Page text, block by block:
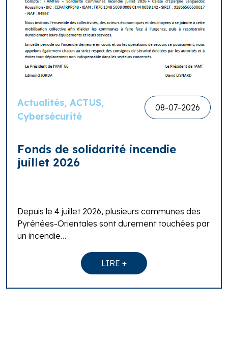
Actualités, ACTUS,
Cybersécurité
08-07-2026
Fonds de solidarité incendie
juillet 2026
Depuis le 4 juillet 2026, plusieurs communes des
Pyrénées-Orientales sont durement touchées par
un incendie…
LIRE +